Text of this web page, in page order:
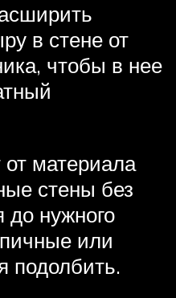
в стене от
чтобы в нее
материала
стены без
до нужного
или
подолбить.